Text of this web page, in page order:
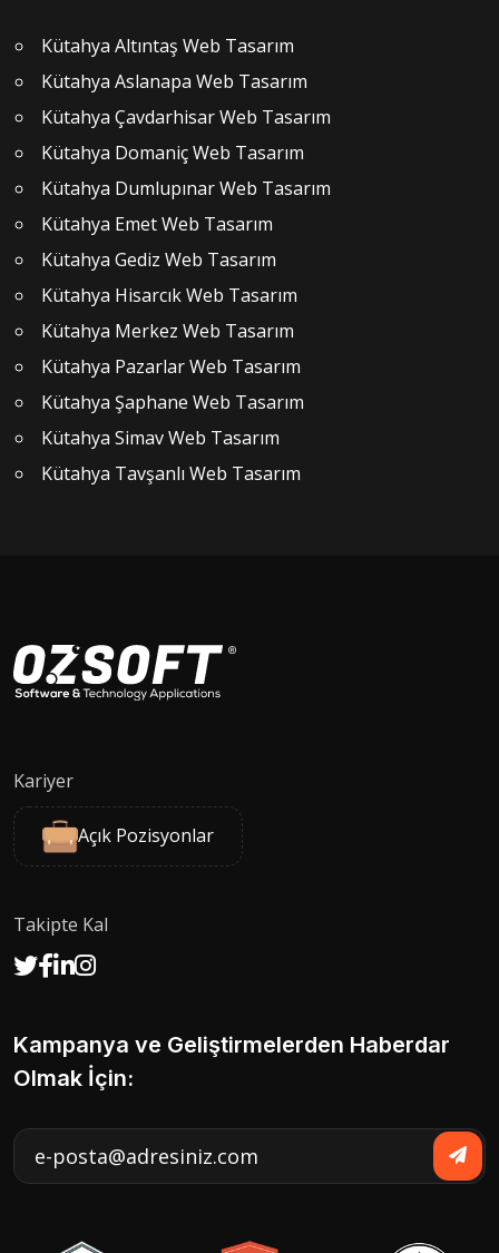
Kütahya Altıntaş Web Tasarım
Kütahya Aslanapa Web Tasarım
Kütahya Çavdarhisar Web Tasarım
Kütahya Domaniç Web Tasarım
Kütahya Dumlupınar Web Tasarım
Kütahya Emet Web Tasarım
Kütahya Gediz Web Tasarım
Kütahya Hisarcık Web Tasarım
Kütahya Merkez Web Tasarım
Kütahya Pazarlar Web Tasarım
Kütahya Şaphane Web Tasarım
Kütahya Simav Web Tasarım
Kütahya Tavşanlı Web Tasarım
Kariyer
Açık Pozisyonlar
Takipte Kal
Kampanya ve Geliştirmelerden Haberdar
Olmak İçin: